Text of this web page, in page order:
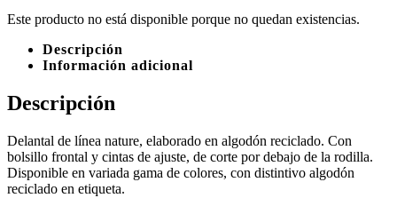
Este producto no está disponible porque no quedan existencias.
Descripción
Información adicional
Descripción
Delantal de línea nature, elaborado en algodón reciclado. Con
bolsillo frontal y cintas de ajuste, de corte por debajo de la rodilla.
Disponible en variada gama de colores, con distintivo algodón
reciclado en etiqueta.